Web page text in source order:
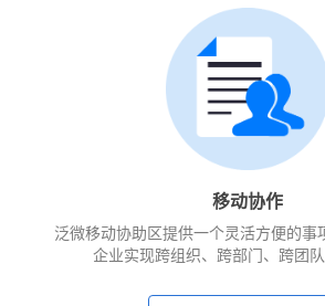
移动协作
泛微移动协助区提供一个灵活方便的事
企业实现跨组织、跨部门、跨团